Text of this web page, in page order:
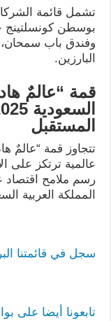
تشمل قائمة
بوسطن كونسلتينج
وفندق باب سمحان،
البارزين.
قمة “عالمٌ
المستقبل
تتجاوز قمة “عالمٌ
عالمية ترتكز على
رسم ملامح اقتصاد
المملكة العربية
سجل في قائمتنا
تابعونا أيضا على